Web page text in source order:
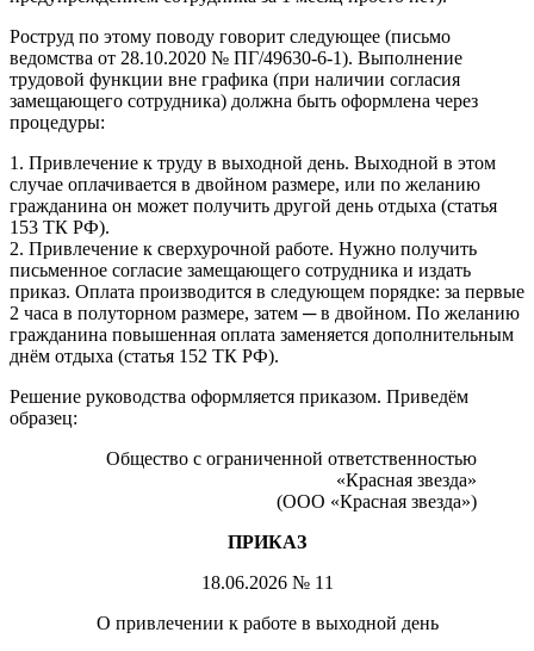
Роструд по этому поводу говорит следующее (письмо
ведомства от 28.10.2020 № ПГ/49630-6-1). Выполнение
трудовой функции вне графика (при наличии согласия
замещающего сотрудника) должна быть оформлена через
процедуры:
1. Привлечение к труду в выходной день. Выходной в этом
случае оплачивается в двойном размере, или по желанию
гражданина он может получить другой день отдыха (статья
153 ТК РФ).
2. Привлечение к сверхурочной работе. Нужно получить
письменное согласие замещающего сотрудника и издать
приказ. Оплата производится в следующем порядке: за первые
2 часа в полуторном размере, затем ─ в двойном. По желанию
гражданина повышенная оплата заменяется дополнительным
днём отдыха (статья 152 ТК РФ).
Решение руководства оформляется приказом. Приведём
образец:
Общество с ограниченной ответственностью
«Красная звезда»
(ООО «Красная звезда»)
ПРИКАЗ
18.06.2026 № 11
О привлечении к работе в выходной день